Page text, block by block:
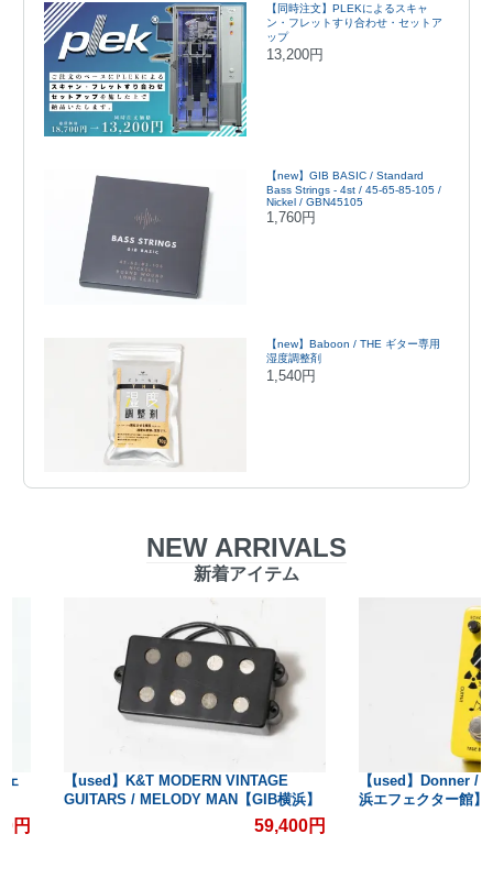
【同時注文】PLEKによるスキャ
ン・フレットすり合わせ・セットア
ップ
13,200円
【new】GIB BASIC / Standard
Bass Strings - 4st / 45-65-85-105 /
Nickel / GBN45105
1,760円
【new】Baboon / THE ギター専用
湿度調整剤
1,540円
NEW ARRIVALS
新着アイテム
【used】K&T MODERN VINTAGE
GUITARS / MELODY MAN【GIB横浜】
59,400円
【used】Donner /
浜エフェクター館】